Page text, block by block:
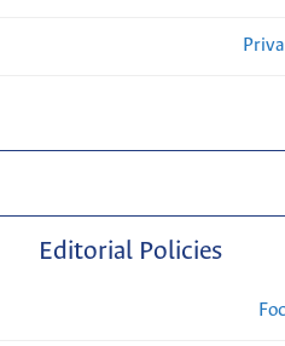
Editorial Policies